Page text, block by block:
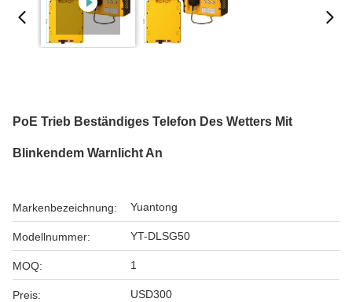
PoE Trieb Beständiges Telefon Des Wetters Mit
Blinkendem Warnlicht An
Markenbezeichnung: Yuantong
Modellnummer: YT-DLSG50
MOQ: 1
Preis: USD300